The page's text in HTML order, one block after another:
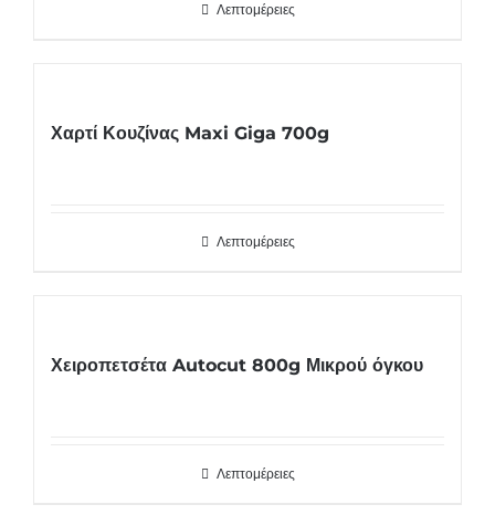
Λεπτομέρειες
Χαρτί Κουζίνας Maxi Giga 700g
Λεπτομέρειες
Χειροπετσέτα Autocut 800g Μικρού όγκου
Λεπτομέρειες